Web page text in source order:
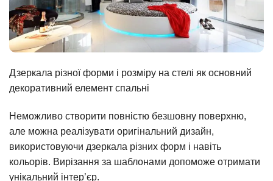
Дзеркала різної форми і розміру на стелі як основний
декоративний елемент спальні
Неможливо створити повністю безшовну поверхню,
але можна реалізувати оригінальний дизайн,
використовуючи дзеркала різних форм і навіть
кольорів. Вирізання за шаблонами допоможе отримати
унікальний інтер’єр.